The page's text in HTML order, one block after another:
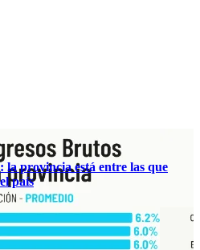
la provincia está entre las que
país